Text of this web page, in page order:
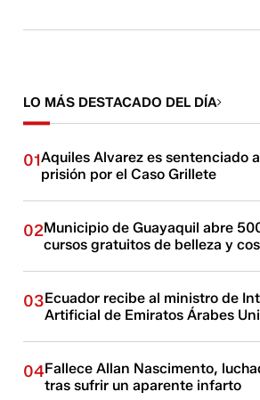
LO MÁS DESTACADO DEL DÍA
01Aquiles Alvarez es sentenciado
prisión por el Caso Grillete
02Municipio de Guayaquil abre
cursos gratuitos de belleza y
03Ecuador recibe al ministro de
Artificial de Emiratos Árabes
04Fallece Allan Nascimento,
tras sufrir un aparente infarto